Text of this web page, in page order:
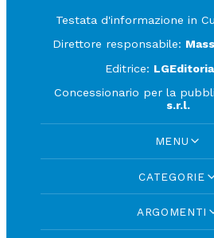
Testata d'informazione in
Direttore responsabile:
Editrice:
Concessionario per la
s.r.l.
MENU
CATEGORIE
ARGOMENTI